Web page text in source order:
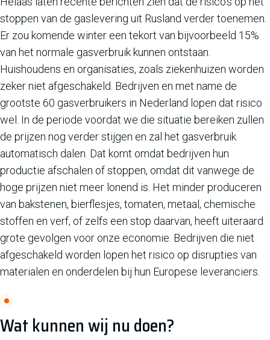
stoppen van de gaslevering uit Rusland verder toenemen.
Er zou komende winter een tekort van bijvoorbeeld 15%
van het normale gasverbruik kunnen ontstaan.
Huishoudens en organisaties, zoals ziekenhuizen worden
zeker niet afgeschakeld. Bedrijven en met name de
grootste 60 gasverbruikers in Nederland lopen dat risico
wel. In de periode voordat we die situatie bereiken zullen
de prijzen nog verder stijgen en zal het gasverbruik
automatisch dalen. Dat komt omdat bedrijven hun
productie afschalen of stoppen, omdat dit vanwege de
hoge prijzen niet meer lonend is. Het minder produceren
van bakstenen, bierflesjes, tomaten, metaal, chemische
stoffen en verf, of zelfs een stop daarvan, heeft uiteraard
grote gevolgen voor onze economie. Bedrijven die niet
afgeschakeld worden lopen het risico op disrupties van
materialen en onderdelen bij hun Europese leveranciers.
Wat kunnen wij nu doen?